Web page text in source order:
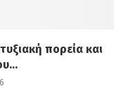
πορεία και